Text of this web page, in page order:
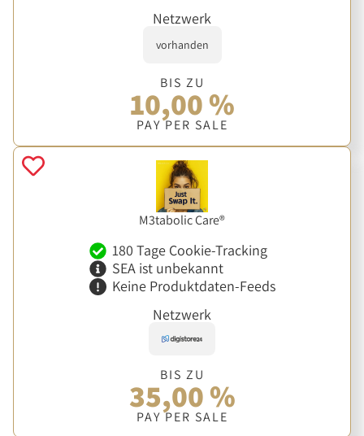
Netzwerk
vorhanden
BIS ZU
10,00 %
PAY PER SALE
M3tabolic Care®
180 Tage Cookie-Tracking
SEA ist unbekannt
Keine Produktdaten-Feeds
Netzwerk
BIS ZU
35,00 %
PAY PER SALE